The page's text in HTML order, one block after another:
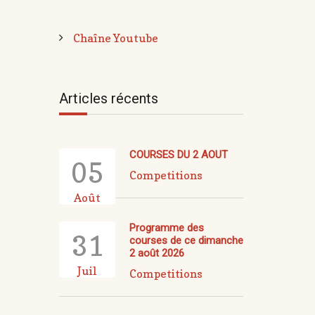
Chaîne Youtube
Articles récents
05
Août
COURSES DU 2 AOUT
Competitions
31
Juil
Programme des
courses de ce dimanche
2 août 2026
Competitions